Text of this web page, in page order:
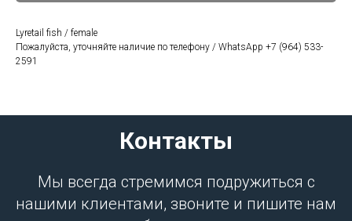
Lyretail fish / female
Пожалуйста, уточняйте наличие по телефону / WhatsApp +7 (964) 533-
2591
Контакты
Мы всегда стремимся подружиться с
нашими клиентами, звоните и пишите нам